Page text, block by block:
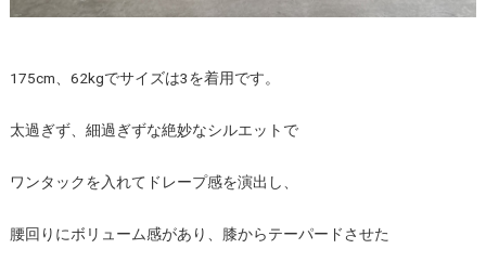
175cm、62kgでサイズは3を着用です。
太過ぎず、細過ぎずな絶妙なシルエットで
ワンタックを入れてドレープ感を演出し、
腰回りにボリューム感があり、膝からテーパードさせた